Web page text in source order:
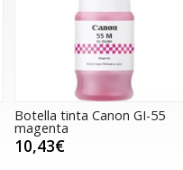
Botella tinta Canon GI-55
magenta
10,43€